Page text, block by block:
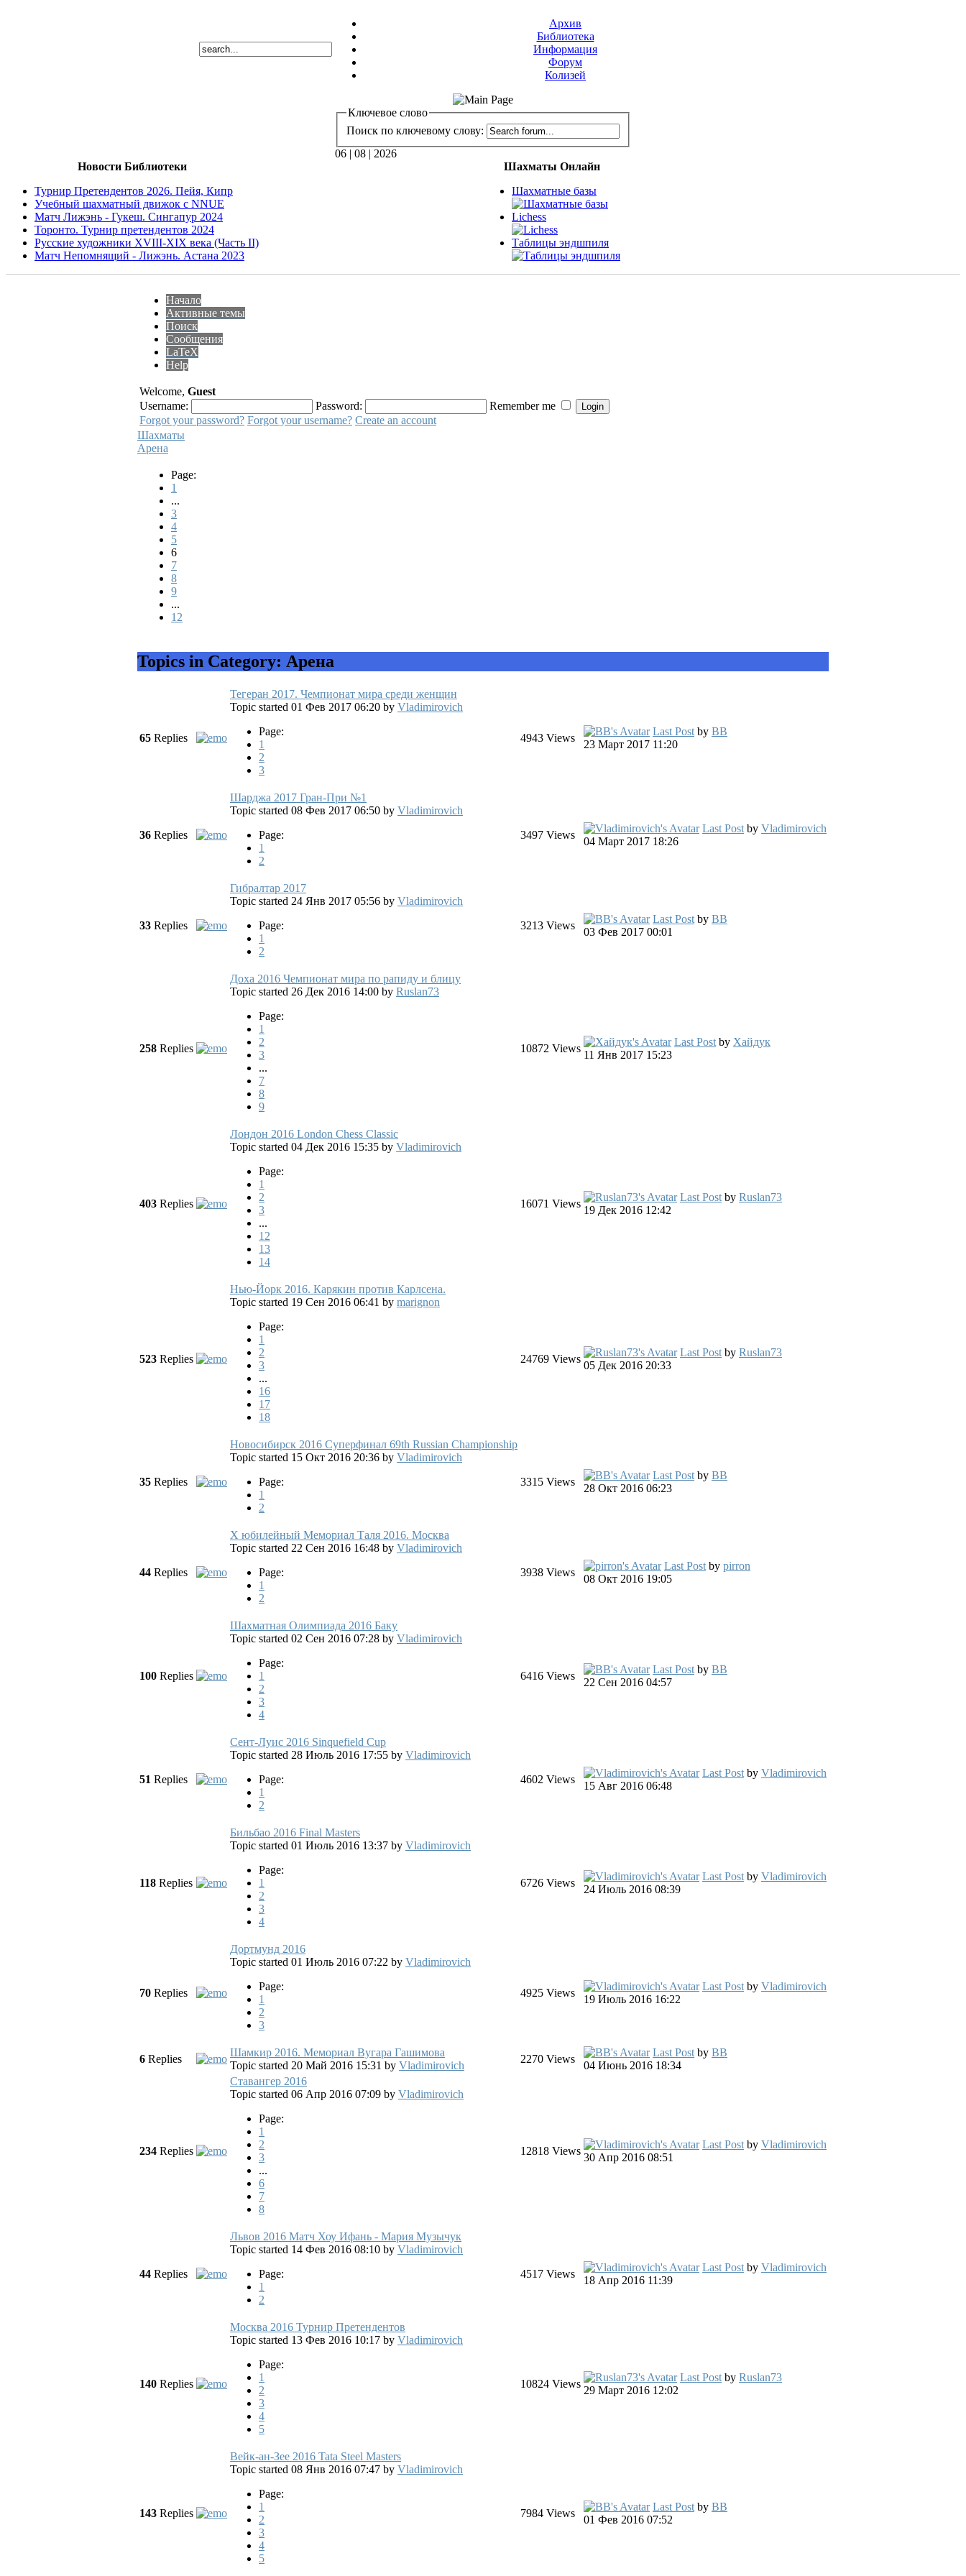
Архив
Библиотека
Информация
Форум
Колизей
Ключевое слово
Поиск по ключевому слову:
06 | 08 | 2026
Новости Библиотеки
Турнир Претендентов 2026. Пейя, Кипр
Учебный шахматный движок с NNUE
Матч Лижэнь - Гукеш. Сингапур 2024
Торонто. Турнир претендентов 2024
Русские художники XVIII-XIX века (Часть II)
Матч Непомнящий - Лижэнь. Астана 2023
Шахматы Онлайн
Шахматные базы
Lichess
Таблицы эндшпиля
Начало
Активные темы
Поиск
Сообщения
LaTeX
Help
Welcome, Guest
Username:
Password:
Remember me
Forgot your password? Forgot your username? Create an account
Шахматы
Арена
Page:
1
...
3
4
5
6
7
8
9
...
12
Topics in Category: Арена
65 Replies
Тегеран 2017. Чемпионат мира среди женщин
Topic started 01 Фев 2017 06:20 by Vladimirovich
Page:
1
2
3
4943 Views
Last Post by BB
23 Март 2017 11:20
36 Replies
Шарджа 2017 Гран-При №1
Topic started 08 Фев 2017 06:50 by Vladimirovich
Page:
1
2
3497 Views
Last Post by Vladimirovich
04 Март 2017 18:26
33 Replies
Гибралтар 2017
Topic started 24 Янв 2017 05:56 by Vladimirovich
Page:
1
2
3213 Views
Last Post by BB
03 Фев 2017 00:01
258 Replies
Доха 2016 Чемпионат мира по рапиду и блицу
Topic started 26 Дек 2016 14:00 by Ruslan73
Page:
1
2
3
...
7
8
9
10872 Views
Last Post by Хайдук
11 Янв 2017 15:23
403 Replies
Лондон 2016 London Chess Classic
Topic started 04 Дек 2016 15:35 by Vladimirovich
Page:
1
2
3
...
12
13
14
16071 Views
Last Post by Ruslan73
19 Дек 2016 12:42
523 Replies
Нью-Йорк 2016. Карякин против Карлсена.
Topic started 19 Сен 2016 06:41 by marignon
Page:
1
2
3
...
16
17
18
24769 Views
Last Post by Ruslan73
05 Дек 2016 20:33
35 Replies
Новосибирск 2016 Суперфинал 69th Russian Championship
Topic started 15 Окт 2016 20:36 by Vladimirovich
Page:
1
2
3315 Views
Last Post by BB
28 Окт 2016 06:23
44 Replies
X юбилейный Мемориал Таля 2016. Москва
Topic started 22 Сен 2016 16:48 by Vladimirovich
Page:
1
2
3938 Views
Last Post by pirron
08 Окт 2016 19:05
100 Replies
Шахматная Олимпиада 2016 Баку
Topic started 02 Сен 2016 07:28 by Vladimirovich
Page:
1
2
3
4
6416 Views
Last Post by BB
22 Сен 2016 04:57
51 Replies
Сент-Луис 2016 Sinquefield Cup
Topic started 28 Июль 2016 17:55 by Vladimirovich
Page:
1
2
4602 Views
Last Post by Vladimirovich
15 Авг 2016 06:48
118 Replies
Бильбао 2016 Final Masters
Topic started 01 Июль 2016 13:37 by Vladimirovich
Page:
1
2
3
4
6726 Views
Last Post by Vladimirovich
24 Июль 2016 08:39
70 Replies
Дортмунд 2016
Topic started 01 Июль 2016 07:22 by Vladimirovich
Page:
1
2
3
4925 Views
Last Post by Vladimirovich
19 Июль 2016 16:22
6 Replies
Шамкир 2016. Мемориал Вугара Гашимова
Topic started 20 Май 2016 15:31 by Vladimirovich
2270 Views
Last Post by BB
04 Июнь 2016 18:34
234 Replies
Ставангер 2016
Topic started 06 Апр 2016 07:09 by Vladimirovich
Page:
1
2
3
...
6
7
8
12818 Views
Last Post by Vladimirovich
30 Апр 2016 08:51
44 Replies
Львов 2016 Матч Хоу Ифань - Мария Музычук
Topic started 14 Фев 2016 08:10 by Vladimirovich
Page:
1
2
4517 Views
Last Post by Vladimirovich
18 Апр 2016 11:39
140 Replies
Москва 2016 Турнир Претендентов
Topic started 13 Фев 2016 10:17 by Vladimirovich
Page:
1
2
3
4
5
10824 Views
Last Post by Ruslan73
29 Март 2016 12:02
143 Replies
Вейк-ан-Зее 2016 Tata Steel Masters
Topic started 08 Янв 2016 07:47 by Vladimirovich
Page:
1
2
3
4
5
7984 Views
Last Post by BB
01 Фев 2016 07:52